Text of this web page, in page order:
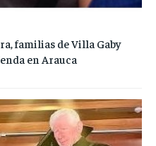
familias de Villa Gaby
en Arauca